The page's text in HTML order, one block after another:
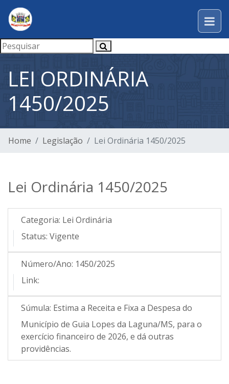
LEI ORDINÁRIA
1450/2025
Home Legislação Lei Ordinária 1450/2025
Lei Ordinária 1450/2025
Categoria: Lei Ordinária
Status: Vigente
Número/Ano: 1450/2025
Link:
Súmula: Estima a Receita e Fixa a Despesa do
Município de Guia Lopes da Laguna/MS, para o
exercício financeiro de 2026, e dá outras
providências.